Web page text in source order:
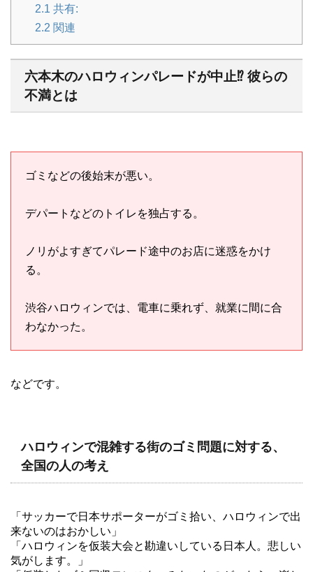
2.1 共有:
2.2 関連
六本木のハロウィンパレードが中止⁉︎ 彼らの
不満とは
ゴミなどの後始末が悪い。
デパートなどのトイレを独占する。
ノリがよすぎてパレード途中のお店に迷惑をかけ
る。
渋谷ハロウィンでは、電車に乗れず、就業に間に合
わなかった。
などです。
ハロウィンで混雑する街のゴミ問題に対する、
全国の人の考え
「サッカーで日本サポーターがゴミ拾い、ハロウィンで出
来ないのはおかしい」
「ハロウィンを仮装大会と勘違いしている日本人。悲しい
気がします。」